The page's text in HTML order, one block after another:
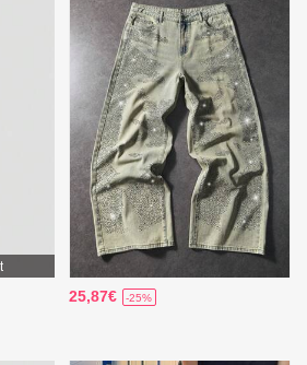
25,87€ -25%